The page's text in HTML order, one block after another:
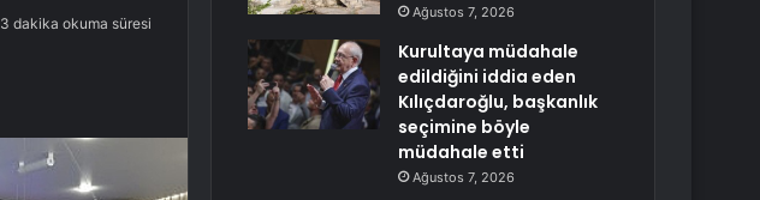
3 dakika okuma süresi
Ağustos 7, 2026
Kurultaya müdahale
edildiğini iddia eden
Kılıçdaroğlu, başkanlık
seçimine böyle
müdahale etti
Ağustos 7, 2026